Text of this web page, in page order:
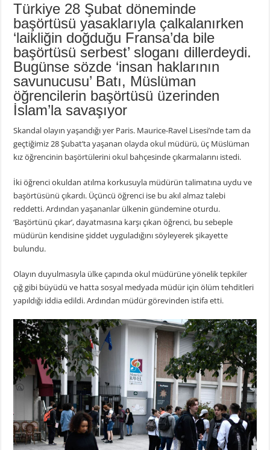
Türkiye 28 Şubat döneminde
başörtüsü yasaklarıyla çalkalanırken
‘laikliğin doğduğu Fransa’da bile
başörtüsü serbest’ sloganı dillerdeydi.
Bugünse sözde ‘insan haklarının
savunucusu’ Batı, Müslüman
öğrencilerin başörtüsü üzerinden
İslam’la savaşıyor
Skandal olayın yaşandığı yer Paris. Maurice-Ravel Lisesi’nde tam da
geçtiğimiz 28 Şubat’ta yaşanan olayda okul müdürü, üç Müslüman
kız öğrencinin başörtülerini okul bahçesinde çıkarmalarını istedi.
İki öğrenci okuldan atılma korkusuyla müdürün talimatına uydu ve
başörtüsünü çıkardı. Üçüncü öğrenci ise bu akıl almaz talebi
reddetti. Ardından yaşananlar ülkenin gündemine oturdu.
‘Başörtünü çıkar’, dayatmasına karşı çıkan öğrenci, bu sebeple
müdürün kendisine şiddet uyguladığını söyleyerek şikayette
bulundu.
Olayın duyulmasıyla ülke çapında okul müdürüne yönelik tepkiler
çığ gibi büyüdü ve hatta sosyal medyada müdür için ölüm tehditleri
yapıldığı iddia edildi. Ardından müdür görevinden istifa etti.